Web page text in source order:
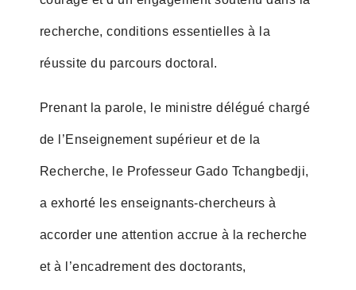
recherche, conditions essentielles à la
réussite du parcours doctoral.
Prenant la parole, le ministre délégué chargé
de l’Enseignement supérieur et de la
Recherche, le Professeur Gado Tchangbedji,
a exhorté les enseignants-chercheurs à
accorder une attention accrue à la recherche
et à l’encadrement des doctorants,